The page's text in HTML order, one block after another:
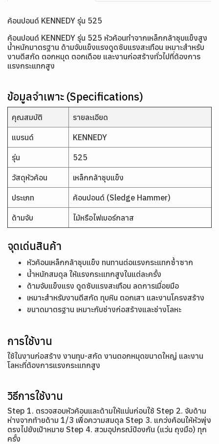
ค้อนปอนด์ KENNEDY รุ่น 525
ค้อนปอนด์ KENNEDY รุ่น 525 หัวค้อนทำจากเหล็กกล้าชุบแข็งสูง
น้ำหนักมาตรฐาน ด้ามจับแข็งแรงดูดซับแรงสะเทือน เหมาะสำหรับ
งานตีสกัด ตอกหมุด ตอกเดือย และงานก่อสร้างทั่วไปที่ต้องการ
แรงกระแทกสูง
ข้อมูลจำเพาะ (Specifications)
คุณสมบัติ รายละเอียด
แบรนด์ KENNEDY
รุ่น 525
วัสดุหัวค้อน เหล็กกล้าชุบแข็ง
ประเภท ค้อนปอนด์ (Sledge Hammer)
ด้ามจับ ไม้หรือไฟเบอร์กลาส
จุดเด่นสินค้า
หัวค้อนเหล็กกล้าชุบแข็ง ทนทานต่อแรงกระแทกซ้ำซาก
น้ำหนักสมดุล ให้แรงกระแทกสูงในแต่ละครั้ง
ด้ามจับแข็งแรง ดูดซับแรงสะเทือน ลดการเมื่อยมือ
เหมาะสำหรับงานตีสกัด ทุบหิน ตอกเสา และงานโครงสร้าง
ขนาดมาตรฐาน เหมาะกับช่างก่อสร้างและช่างโลหะ
การใช้งาน
ใช้ในงานก่อสร้าง งานทุบ-สกัด งานตอกหมุดขนาดใหญ่ และงาน
โลหะที่ต้องการแรงกระแทกสูง
วิธีการใช้งาน
Step 1. ตรวจสอบหัวค้อนและด้ามให้แน่นก่อนใช้ Step 2. จับด้าม
ห่างจากท้ายด้าม 1/3 เพื่อความสมดุล Step 3. แกว่งค้อนให้หัวพุ่ง
ตรงไปยังเป้าหมาย Step 4. สวมอุปกรณ์ป้องกัน (แว่น ถุงมือ) ทุก
ครั้ง